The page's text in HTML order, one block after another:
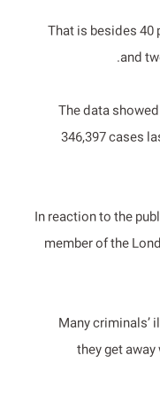
That is besides
and
The data
346,397 cases
In reaction to the
member of the
“Many
they get